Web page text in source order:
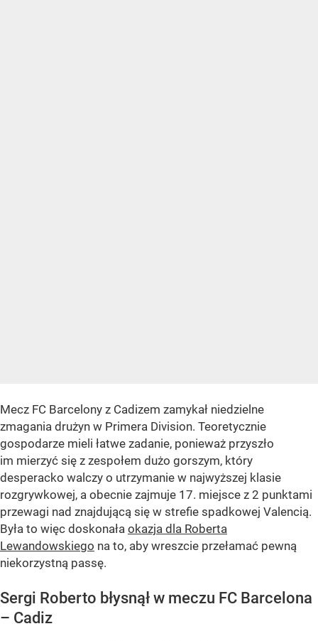
Mecz FC Barcelony z Cadizem zamykał niedzielne
zmagania drużyn w Primera Division. Teoretycznie
gospodarze mieli łatwe zadanie, ponieważ przyszło
im mierzyć się z zespołem dużo gorszym, który
desperacko walczy o utrzymanie w najwyższej klasie
rozgrywkowej, a obecnie zajmuje 17. miejsce z 2 punktami
przewagi nad znajdującą się w strefie spadkowej Valencią.
Była to więc doskonała okazja dla Roberta
Lewandowskiego na to, aby wreszcie przełamać pewną
niekorzystną passę.
Sergi Roberto błysnął w meczu FC Barcelona
– Cadiz